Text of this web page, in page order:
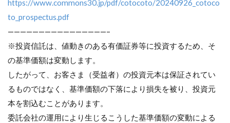
https://www.commons30.jp/pdf/cotocoto/20240926_cotoco
to_prospectus.pdf
————————————————–
※投資信託は、値動きのある有価証券等に投資するため、そ
の基準価額は変動します。
したがって、お客さま（受益者）の投資元本は保証されてい
るものではなく、基準価額の下落により損失を被り、投資元
本を割込むことがあります。
委託会社の運用により生じるこうした基準価額の変動による